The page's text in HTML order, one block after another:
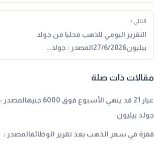
التالي ›
التقرير اليومي للذهب محليا من جولد
بيليون27/6/2026المصدر : جولد…
مقالات ذات صلة
عيار 21 قد ينهي الأسبوع فوق 6000 جنيهالمصدر :
جولد بيليون
قفزة في سعر الذهب بعد تقرير الوظائفالمصدر :